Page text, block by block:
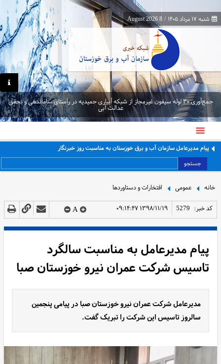
شنبه ۱۷ مرداد ۱۴۰۵ /
8 August 2026
جمع‌آوری ۳۰ لوله سیفون غیرمجاز از شبکه آبیاری حمیدیه در راستای ساماندهی و تحقق
عدالت آبی
پیام مدیرعامل سازمان آب و برق خوزستان به مناسبت روز خبرنگار
جستجو
خانه عمومی افتخارات و دستاوردها
کد خبر: 5279 ۱۳۹۸/۱۱/۱۹ ۰۹:۱۴:۴۷ A
پیام مدیرعامل به مناسبت سالگرد
تاسیس شرکت عمران نیرو خوزستان صبا
مدیرعامل شرکت عمران نیرو خوزستان صبا در پیامی پنجمین
سالروز تاسیس این شرکت را تبریک گفت.